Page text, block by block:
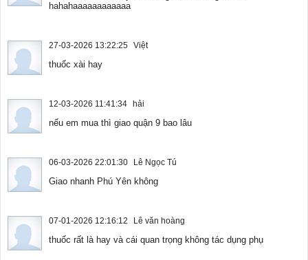
hahahaaaaaaaaaaaa
27-03-2026 13:22:25 Việt
thuốc xài hay
12-03-2026 11:41:34 hải
nếu em mua thì giao quận 9 bao lâu
06-03-2026 22:01:30 Lê Ngọc Tú
Giao nhanh Phú Yên không
07-01-2026 12:16:12 Lê văn hoàng
thuốc rất là hay và cái quan trọng không tác dụng phụ